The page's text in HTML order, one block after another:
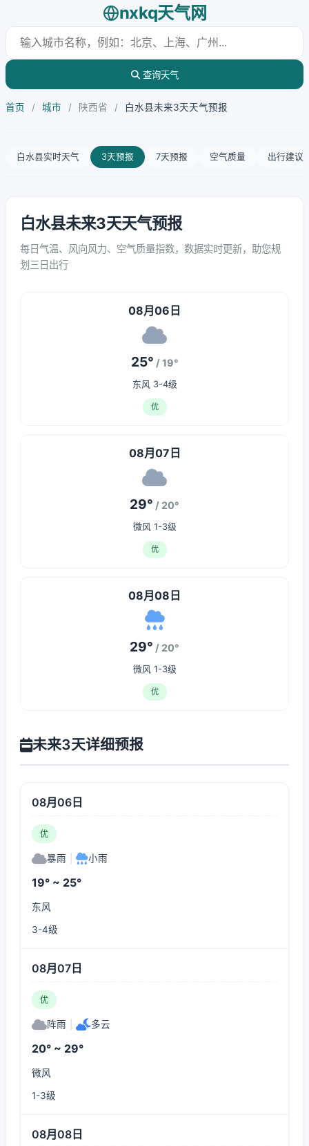
nxkq天气网
查询天气
首页 / 城市 / 陕西省 / 白水县未来3天天气预报
白水县实时天气 3天预报 7天预报 空气质量 出行建议
白水县未来3天天气预报
每日气温、风向风力、空气质量指数，数据实时更新，助您规
划三日出行
08月06日
25° / 19°
东风 3-4级
优
08月07日
29° / 20°
微风 1-3级
优
08月08日
29° / 20°
微风 1-3级
优
未来3天详细预报
08月06日
优
暴雨 小雨
19° ~ 25°
东风
3-4级
08月07日
优
阵雨 多云
20° ~ 29°
微风
1-3级
08月08日